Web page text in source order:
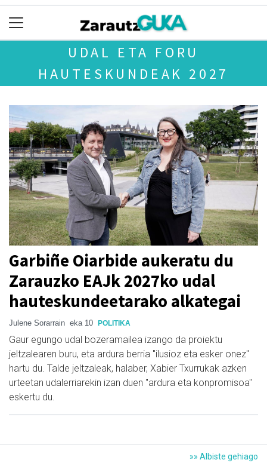
UDAL ETA FORU
HAUTESKUNDEAK 2027
Garbiñe Oiarbide aukeratu du
Zarauzko EAJk 2027ko udal
hauteskundeetarako alkategai
Julene Sorarrain eka 10 POLITIKA
Gaur egungo udal bozeramailea izango da proiektu
jeltzalearen buru, eta ardura berria "ilusioz eta esker onez"
hartu du. Talde jeltzaleak, halaber, Xabier Txurrukak azken
urteetan udalerriarekin izan duen "ardura eta konpromisoa"
eskertu du.
»» Albiste gehiago